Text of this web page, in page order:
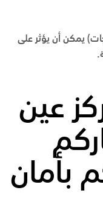
ضعف النظر الشديد (ناقص 10 درجات) يمكن أن يؤثر على
عين
بأمان